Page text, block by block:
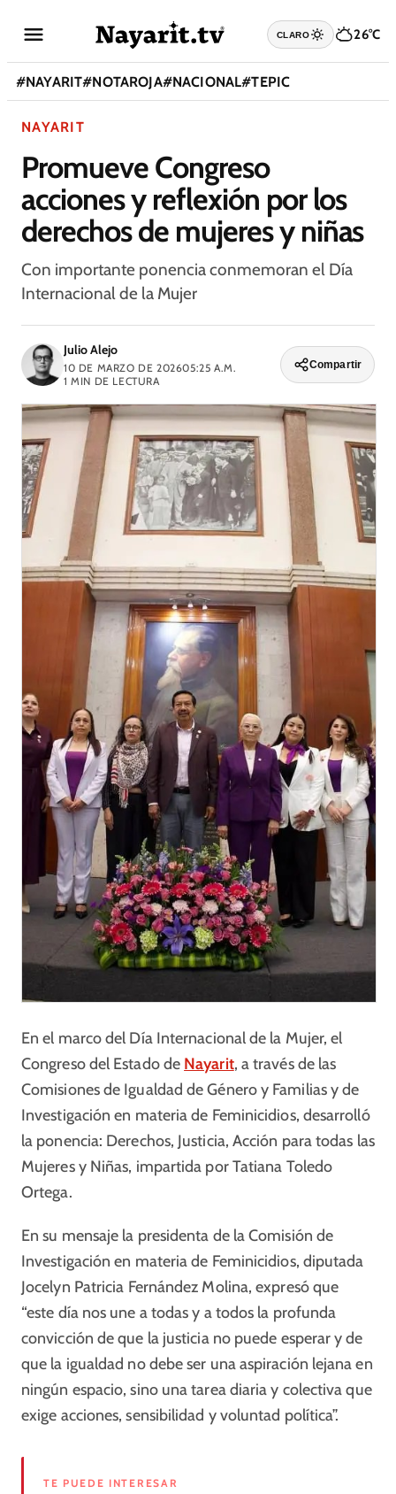
CLARO 26°C
#NAYARIT#NOTAROJA#NACIONAL#TEPIC
NAYARIT
Promueve Congreso
acciones y reflexión por los
derechos de mujeres y niñas
Con importante ponencia conmemoran el Día
Internacional de la Mujer
Julio Alejo
10 DE MARZO DE 202605:25 A.M.
1 MIN DE LECTURA
Compartir
En el marco del Día Internacional de la Mujer, el
Congreso del Estado de Nayarit, a través de las
Comisiones de Igualdad de Género y Familias y de
Investigación en materia de Feminicidios, desarrolló
la ponencia: Derechos, Justicia, Acción para todas las
Mujeres y Niñas, impartida por Tatiana Toledo
Ortega.
En su mensaje la presidenta de la Comisión de
Investigación en materia de Feminicidios, diputada
Jocelyn Patricia Fernández Molina, expresó que
“este día nos une a todas y a todos la profunda
convicción de que la justicia no puede esperar y de
que la igualdad no debe ser una aspiración lejana en
ningún espacio, sino una tarea diaria y colectiva que
exige acciones, sensibilidad y voluntad política”.
TE PUEDE INTERESAR